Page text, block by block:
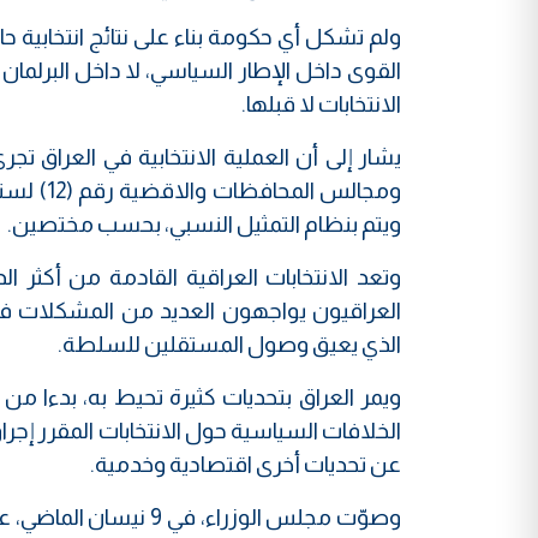
ولم تشكل أي حكومة بناء على نتائج
القوى داخل الإطار السياسي، لا داخل
الانتخابات لا قبلها.
يشار إلى أن العملية الانتخابية في العراق
ويتم بنظام التمثيل النسبي، بحسب مختصين.
وتعد الانتخابات العراقية القادمة من
العراقيون يواجهون العديد من المشكلات
الذي يعيق وصول المستقلين للسلطة.
ويمر العراق بتحديات كثيرة تحيط به، بدءا من
عن تحديات أخرى اقتصادية وخدمية.